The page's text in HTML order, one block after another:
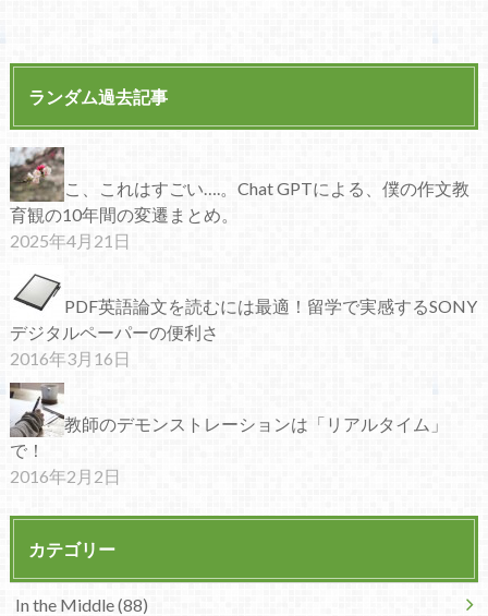
ランダム過去記事
こ、これはすごい….。Chat GPTによる、僕の作文教
育観の10年間の変遷まとめ。
2025年4月21日
PDF英語論文を読むには最適！留学で実感するSONY
デジタルペーパーの便利さ
2016年3月16日
教師のデモンストレーションは「リアルタイム」
で！
2016年2月2日
カテゴリー
In the Middle (88)